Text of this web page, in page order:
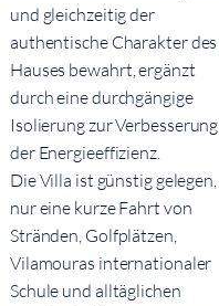
und gleichzeitig der
authentische Charakter des
Hauses bewahrt, ergänzt
durch eine durchgängige
Isolierung zur Verbesserung
der Energieeffizienz.
Die Villa ist günstig gelegen,
nur eine kurze Fahrt von
Stränden, Golfplätzen,
Vilamouras internationaler
Schule und alltäglichen